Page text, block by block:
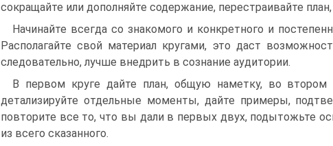
сокращайте или дополняйте содержание, перестраивайте
Начинайте всегда со знакомого и конкретного и
Располагайте свой материал кругами, это даст
следовательно, лучше внедрить в сознание аудитории.
В первом круге дайте план, общую наметку, во втором
детализируйте отдельные моменты, дайте примеры,
повторите все то, что вы дали в первых двух, подытожьте
из всего сказанного.